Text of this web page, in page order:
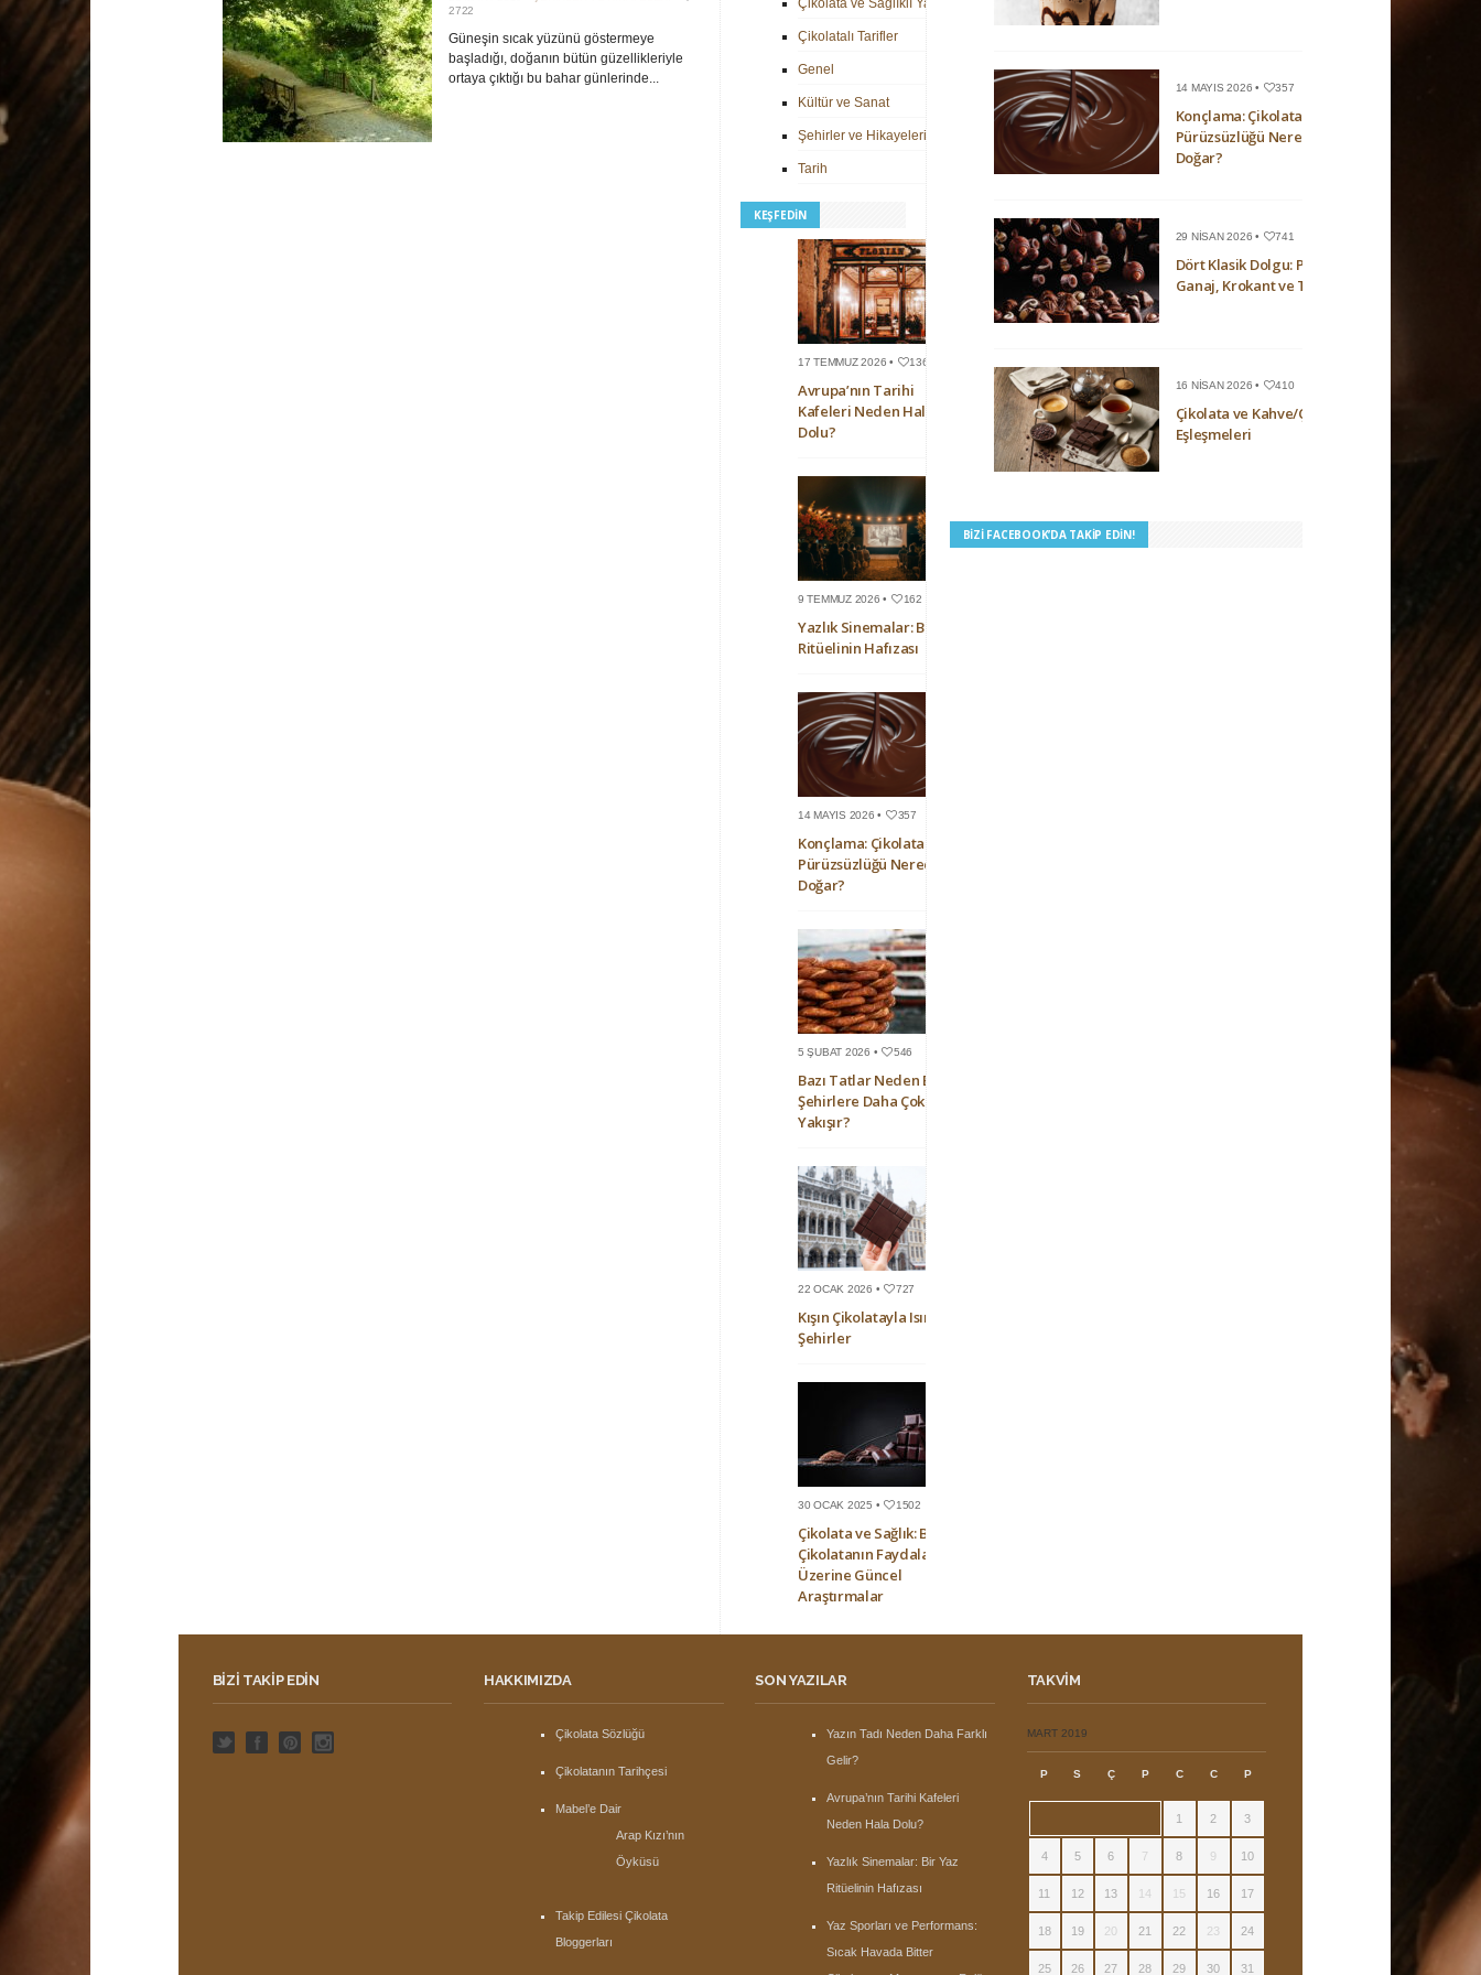
2722
Güneşin sıcak yüzünü göstermeye
başladığı, doğanın bütün güzellikleriyle
ortaya çıktığı bu bahar günlerinde...
Çikolata ve Sağlıklı Yaşam
Çikolatalı Tarifler
Genel
Kültür ve Sanat
Şehirler ve Hikayeleri
Tarih
KEŞFEDIN
17 TEMMUZ 2026 • 136
Avrupa’nın Tarihi
Kafeleri Neden Hala
Dolu?
9 TEMMUZ 2026 • 162
Yazlık Sinemalar: Bir Yaz
Ritüelinin Hafızası
14 MAYIS 2026 • 357
Konçlama: Çikolatanın
Pürüzsüzlüğü Nerede
Doğar?
5 ŞUBAT 2026 • 546
Bazı Tatlar Neden Bazı
Şehirlere Daha Çok
Yakışır?
22 OCAK 2026 • 727
Kışın Çikolatayla Isınan
Şehirler
30 OCAK 2025 • 1502
Çikolata ve Sağlık: Bitter
Çikolatanın Faydaları
Üzerine Güncel
Araştırmalar
14 MAYIS 2026 • 357
Konçlama: Çikolatanın
Pürüzsüzlüğü Nerede
Doğar?
29 NISAN 2026 • 741
Dört Klasik Dolgu: Pralin,
Ganaj, Krokant ve Trüf
16 NISAN 2026 • 410
Çikolata ve Kahve/Çay
Eşleşmeleri
BIZI FACEBOOK’DA TAKIP EDIN!
BIZI TAKIP EDIN HAKKIMIZDA
Çikolata Sözlüğü
Çikolatanın Tarihçesi
Mabel’e Dair
Arap Kızı’nın
Öyküsü
Takip Edilesi Çikolata
Bloggerları
SON YAZILAR
Yazın Tadı Neden Daha Farklı
Gelir?
Avrupa’nın Tarihi Kafeleri
Neden Hala Dolu?
Yazlık Sinemalar: Bir Yaz
Ritüelinin Hafızası
Yaz Sporları ve Performans:
Sıcak Havada Bitter
TAKVIM
MART 2019
P S Ç P C C P
1 2 3
4 5 6 7 8 9 10
11 12 13 14 15 16 17
18 19 20 21 22 23 24
25 26 27 28 29 30 31